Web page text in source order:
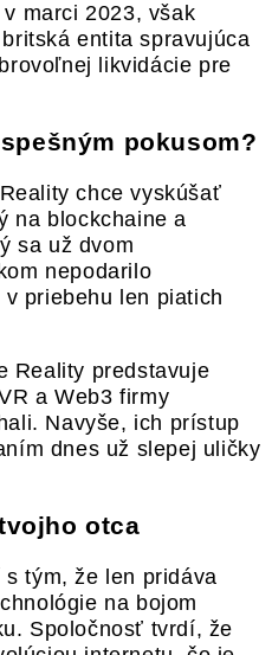
marci 2023, však
entita spravujúca
likvidácie pre
pokusom?
chce vyskúšať
na blockchaine a
sa už dvom
nepodarilo
priebehu len piatich
Reality predstavuje
a Web3 firmy
Navyše, ich prístup
dnes už slepej uličky
otca
tým, že len pridáva
na bojom
Spoločnosť tvrdí, že